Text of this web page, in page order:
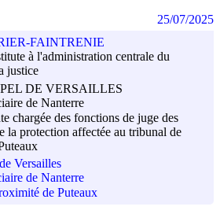
FAINTRENIE
à l'administration centrale du
justice
DE VERSAILLES
de Nanterre
chargée des fonctions de juge des
la protection affectée au tribunal de
Versailles
de Nanterre
de Puteaux
25/07/2025